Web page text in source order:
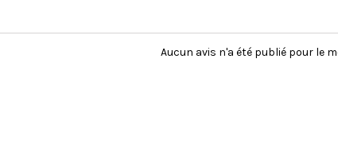
documents de qualité
professionnelle avant de
cyan, du magenta et
jaune. Ces
d'encre originales HP
Aucun avis n'a été publié pour le